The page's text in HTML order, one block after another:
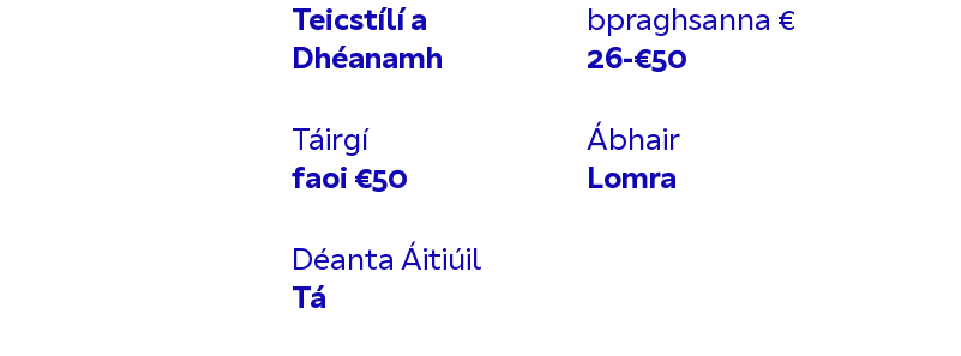
Teicstílí a
Dhéanamh
bpraghsanna €
26-€50
Táirgí
faoi €50
Ábhair
Lomra
Déanta Áitiúil
Tá